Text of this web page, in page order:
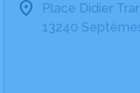
Place Didier
13240